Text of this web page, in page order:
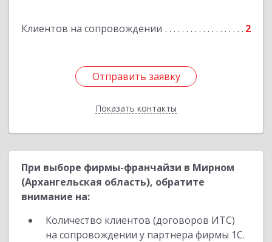
Клиентов на сопровождении 2
Отправить заявку
Показать контакты
Подробнее
Отправить заявку
Назад
При выборе фирмы-франчайзи в Мирном
(Архангельская область), обратите
внимание на:
Количество клиентов (договоров ИТС)
на сопровождении у партнера фирмы 1С.